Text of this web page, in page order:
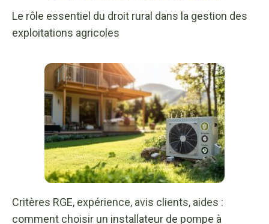
Le rôle essentiel du droit rural dans la gestion des
exploitations agricoles
Critères RGE, expérience, avis clients, aides :
comment choisir un installateur de pompe à